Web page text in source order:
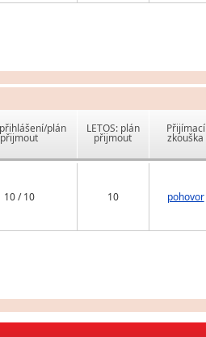
plán
přijmout
LETOS: plán
přijmout
Přijímací
zkouška
10 / 10 10 pohovor